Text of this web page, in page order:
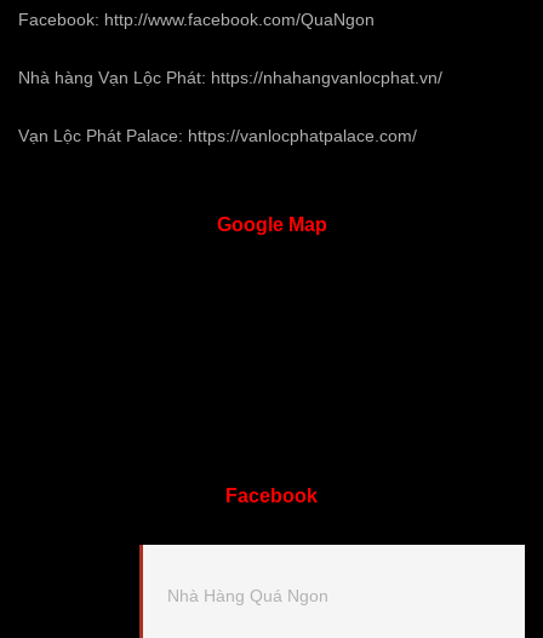
Facebook: http://www.facebook.com/QuaNgon
Nhà hàng Vạn Lộc Phát: https://nhahangvanlocphat.vn/
Vạn Lộc Phát Palace: https://vanlocphatpalace.com/
GoogleMap
Facebook
Nhà Hàng Quá Ngon